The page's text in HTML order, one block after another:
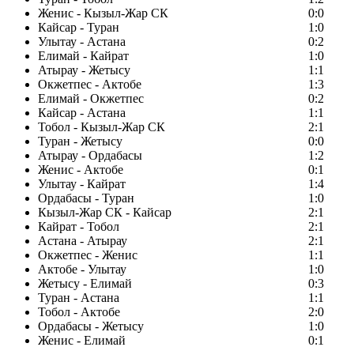
Женис - Кызыл-Жар СК
0:0
Кайсар - Туран
1:0
Улытау - Астана
0:2
Елимай - Кайрат
1:0
Атырау - Жетысу
1:1
Окжетпес - Актобе
1:3
Елимай - Окжетпес
0:2
Кайсар - Астана
1:1
Тобол - Кызыл-Жар СК
2:1
Туран - Жетысу
0:0
Атырау - Ордабасы
1:2
Женис - Актобе
0:1
Улытау - Кайрат
1:4
Ордабасы - Туран
1:0
Кызыл-Жар СК - Кайсар
2:1
Кайрат - Тобол
2:1
Астана - Атырау
2:1
Окжетпес - Женис
1:1
Актобе - Улытау
1:0
Жетысу - Елимай
0:3
Туран - Астана
1:1
Тобол - Актобе
2:0
Ордабасы - Жетысу
1:0
Женис - Елимай
0:1